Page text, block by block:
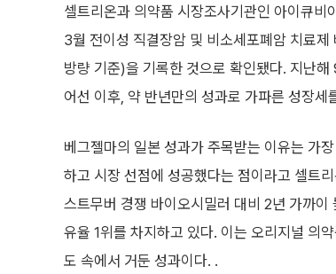
셀트리온과 의약품 시장조사기관인 아이큐비
3월 전이성 직결장암 및 비소세포폐암 치료
방량 기준)을 기록한 것으로 확인됐다. 지난
어선 이후, 약 반년만의 성과로 가파른 성장세
베그젤마의 일본 성과가 주목받는 이유는 가
하고 시장 선점에 성공했다는 점이라고 셀트
스트무버 경쟁 바이오시밀러 대비 2년 가까
유율 1위를 차지하고 있다. 이는 오리지널 의
도 속에서 거둔 성과이다. .